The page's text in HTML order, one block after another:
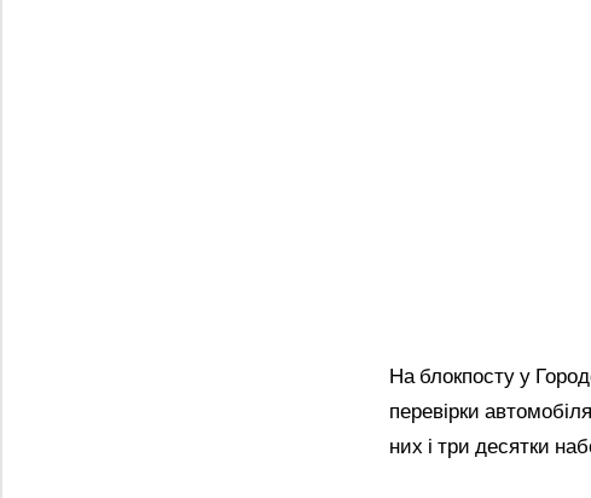
На блокпосту у
перевірки
них і три десятки